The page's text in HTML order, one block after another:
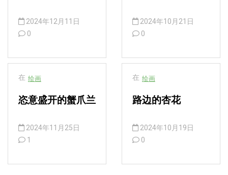
2024年12月11日
0
在 绘画
恣意盛开的蟹爪兰
2024年11月25日
1
2024年10月21日
0
在 绘画
路边的杏花
2024年10月19日
0